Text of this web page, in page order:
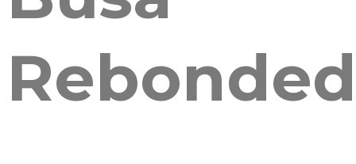
Rebonded